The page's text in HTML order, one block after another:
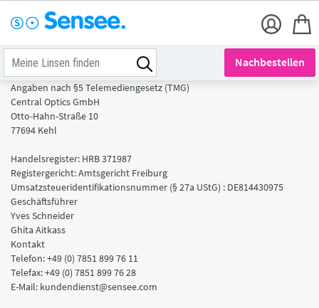
Nachbestellen
Angaben nach §5 Telemediengesetz (TMG)
Central Optics GmbH
Otto-Hahn-Straße 10
77694 Kehl
Handelsregister: HRB 371987
Registergericht: Amtsgericht Freiburg
Umsatzsteueridentifikationsnummer (§ 27a UStG) : DE814430975
Geschäftsführer
Yves Schneider
Ghita Aitkass
Kontakt
Telefon: +49 (0) 7851 899 76 11
Telefax: +49 (0) 7851 899 76 28
E-Mail: kundendienst@sensee.com